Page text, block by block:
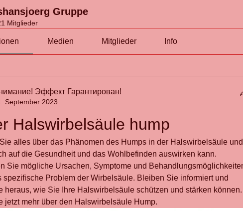
Gruppe
Mitglieder
Medien Mitglieder Info
Эффект Гарантирован!
September 2023
Halswirbelsäule hump
alles über das Phänomen des Humps in der Halswirbelsäule und
auf die Gesundheit und das Wohlbefinden auswirken kann.
Sie mögliche Ursachen, Symptome und
spezifische Problem der Wirbelsäule. Bleiben Sie informiert und
heraus, wie Sie Ihre Halswirbelsäule schützen und stärken können.
jetzt mehr über den Halswirbelsäule Hump.